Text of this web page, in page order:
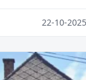
22-10-2025